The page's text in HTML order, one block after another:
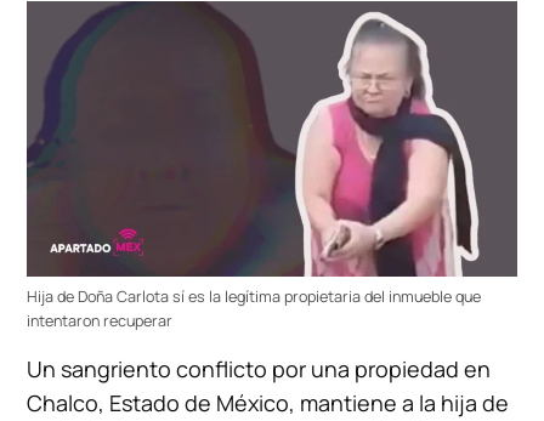
Hija de Doña Carlota sí es la legítima propietaria del inmueble que
intentaron recuperar
Un sangriento conflicto por una propiedad en
Chalco, Estado de México, mantiene a la hija de